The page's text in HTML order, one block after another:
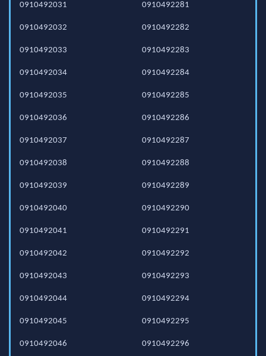
0910492031
0910492032
0910492033
0910492034
0910492035
0910492036
0910492037
0910492038
0910492039
0910492040
0910492041
0910492042
0910492043
0910492044
0910492045
0910492046
0910492281
0910492282
0910492283
0910492284
0910492285
0910492286
0910492287
0910492288
0910492289
0910492290
0910492291
0910492292
0910492293
0910492294
0910492295
0910492296